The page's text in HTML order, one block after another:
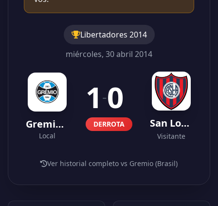
Libertadores 2014
miércoles, 30 abril 2014
Gremio (Brasil)
Local
1 -0
DERROTA San Lorenzo
Visitante
Ver historial completo vs Gremio (Brasil)